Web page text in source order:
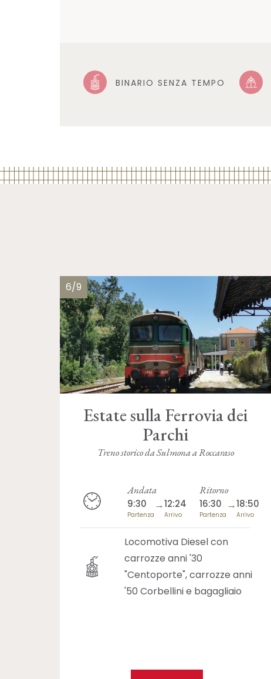
BINARIO SENZA TEMPO
6/9
Estate sulla Ferrovia dei
Parchi
Treno storico da Sulmona a Roccaraso
Andata
9:30
Partenza
→12:24
Arrivo
Ritorno
16:30
Partenza
→18:50
Arrivo
Locomotiva Diesel con
carrozze anni '30
"Centoporte", carrozze anni
'50 Corbellini e bagagliaio